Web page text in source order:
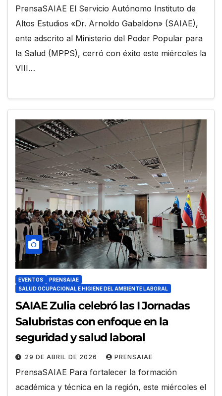
PrensaSAIAE El Servicio Autónomo Instituto de
Altos Estudios «Dr. Arnoldo Gabaldon» (SAIAE),
ente adscrito al Ministerio del Poder Popular para
la Salud (MPPS), cerró con éxito este miércoles la
VIII…
EVENTOS
PRENSAIAE
SALUD OCUPACIONAL E HIGIENE DEL AMBIENTE LABORAL
SAIAE Zulia celebró las I Jornadas
Salubristas con enfoque en la
seguridad y salud laboral
29 DE ABRIL DE 2026 PRENSAIAE
PrensaSAIAE Para fortalecer la formación
académica y técnica en la región, este miércoles el